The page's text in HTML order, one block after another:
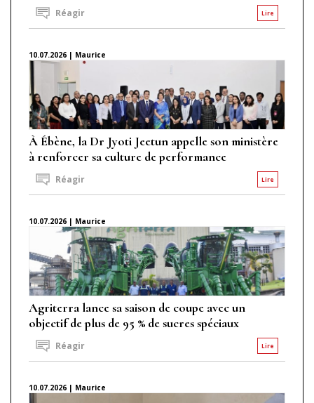
Lire
Réagir
10.07.2026 | Maurice
À Ébène, la Dr Jyoti Jeetun appelle son ministère
à renforcer sa culture de performance
Lire
Réagir
10.07.2026 | Maurice
Agriterra lance sa saison de coupe avec un
objectif de plus de 95 % de sucres spéciaux
Lire
Réagir
10.07.2026 | Maurice